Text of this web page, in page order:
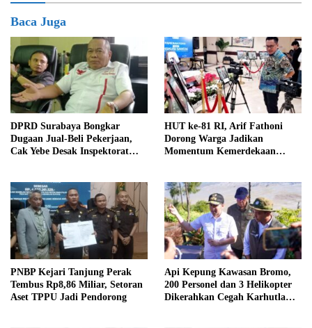
Baca Juga
DPRD Surabaya Bongkar
Dugaan Jual-Beli Pekerjaan,
Cak Yebe Desak Inspektorat
HUT ke-81 RI, Arif Fathoni
Dorong Warga Jadikan
Momentum Kemerdekaan
PNBP Kejari Tanjung Perak
Tembus Rp8,86 Miliar, Setoran
Aset TPPU Jadi Pendorong
Api Kepung Kawasan Bromo,
200 Personel dan 3 Helikopter
Dikerahkan Cegah Karhutla